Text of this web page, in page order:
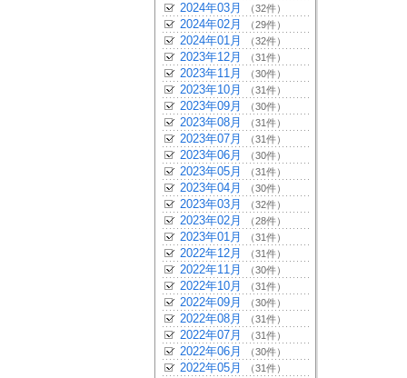
2024年03月 （32件）
2024年02月 （29件）
2024年01月 （32件）
2023年12月 （31件）
2023年11月 （30件）
2023年10月 （31件）
2023年09月 （30件）
2023年08月 （31件）
2023年07月 （31件）
2023年06月 （30件）
2023年05月 （31件）
2023年04月 （30件）
2023年03月 （32件）
2023年02月 （28件）
2023年01月 （31件）
2022年12月 （31件）
2022年11月 （30件）
2022年10月 （31件）
2022年09月 （30件）
2022年08月 （31件）
2022年07月 （31件）
2022年06月 （30件）
2022年05月 （31件）